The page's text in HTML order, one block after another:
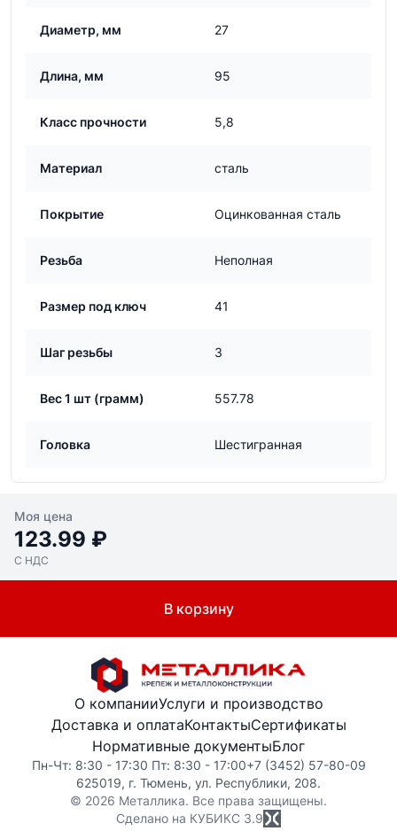
Диаметр, мм 27
Длина, мм 95
Класс прочности 5,8
Материал сталь
Покрытие Оцинкованная сталь
Резьба Неполная
Размер под ключ 41
Шаг резьбы 3
Вес 1 шт (грамм) 557.78
Головка Шестигранная
Моя цена
123.99 ₽
С НДС
В корзину
О компанииУслуги и производство
Доставка и оплатаКонтактыСертификаты
Нормативные документыБлог
Пн-Чт: 8:30 - 17:30 Пт: 8:30 - 17:00+7 (3452) 57-80-09
625019, г. Тюмень, ул. Республики, 208.
© 2026 Металлика. Все права защищены.
Сделано на КУБИКС 3.9